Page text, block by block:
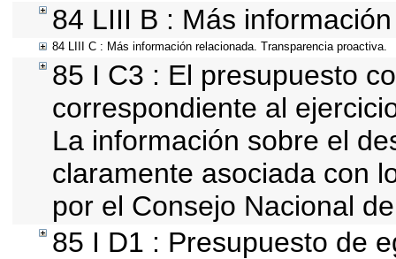
84 LIII B : Más
84 LIII C : Más información relacionada. Transparencia proactiva.
85 I C3 : El presupuesto
correspondiente al
La información sobre el
claramente asociada con
por el Consejo Nacional
85 I D1 : Presupuesto de